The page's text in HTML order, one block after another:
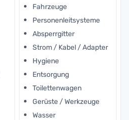
Fahrzeuge
Personenleitsysteme
Absperrgitter
Strom / Kabel / Adapter
Hygiene
Entsorgung
Toilettenwagen
Gerüste / Werkzeuge
Wasser